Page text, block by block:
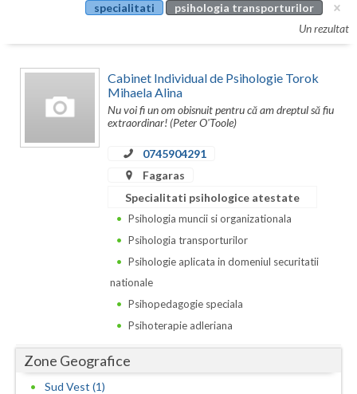
Caras-Severin
Giurgiu
Gorj
Membri
specialitati
psihologia transporturilor
Un rezultat
Cabinet Individual de Psihologie Torok
Mihaela Alina
Nu voi fi un om obisnuit pentru că am dreptul să fiu
extraordinar! (Peter O'Toole)
0745904291
Fagaras
Specialitati psihologice atestate
Psihologia muncii si organizationala
Psihologia transporturilor
Psihologie aplicata in domeniul securitatii
nationale
Psihopedagogie speciala
Psihoterapie adleriana
Zone Geografice
Sud Vest (1)